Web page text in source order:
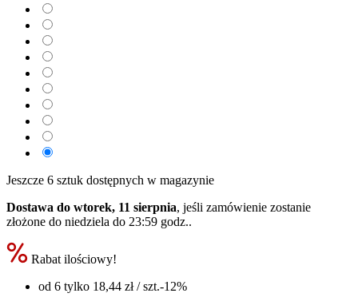
Jeszcze 6 sztuk dostępnych w magazynie
Dostawa do wtorek, 11 sierpnia, jeśli zamówienie zostanie
złożone do niedziela do 23:59 godz..
Rabat ilościowy!
od 6 tylko 18,44 zł/ szt.-12%